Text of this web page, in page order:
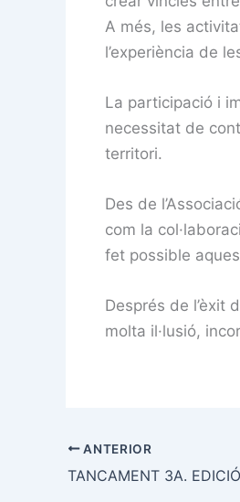
A més, les
l’experiència de
La participació i
necessitat de
territori.
Des de
com la
fet possible
Després de l’èxit
molta il·lusió,
ANTERIOR